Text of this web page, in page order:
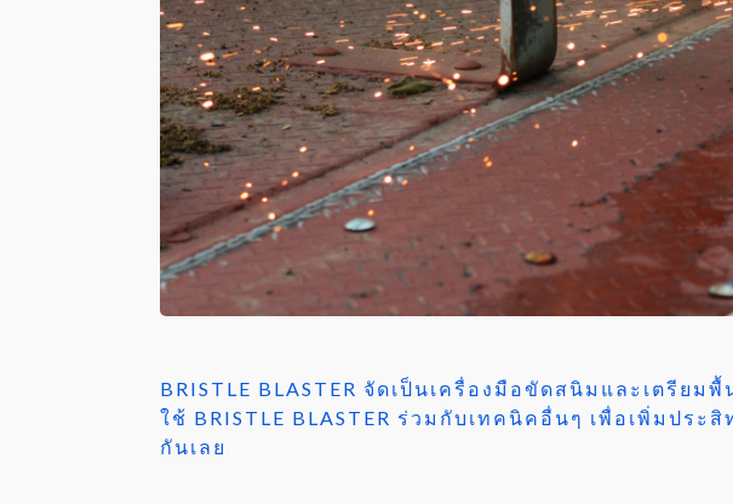
BRISTLE BLASTER จัดเป็นเครื่องมือขัดสนิมและเตรี
ใช้ BRISTLE BLASTER ร่วมกับเทคนิคอื่นๆ เพื่อเพิ่มประ
กันเลย